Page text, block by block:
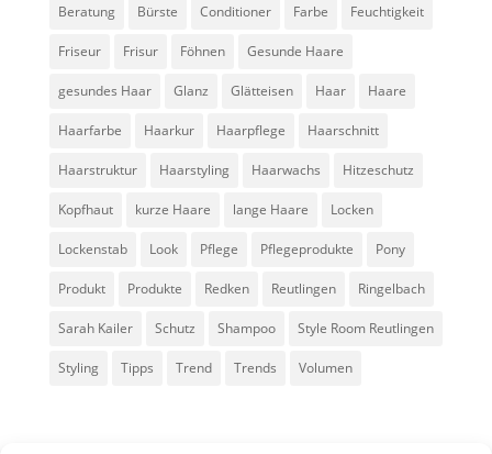
Beratung Bürste Conditioner Farbe Feuchtigkeit
Friseur Frisur Föhnen Gesunde Haare
gesundes Haar Glanz Glätteisen Haar Haare
Haarfarbe Haarkur Haarpflege Haarschnitt
Haarstruktur Haarstyling Haarwachs Hitzeschutz
Kopfhaut kurze Haare lange Haare Locken
Lockenstab Look Pflege Pflegeprodukte Pony
Produkt Produkte Redken Reutlingen Ringelbach
Sarah Kailer Schutz Shampoo Style Room Reutlingen
Styling Tipps Trend Trends Volumen